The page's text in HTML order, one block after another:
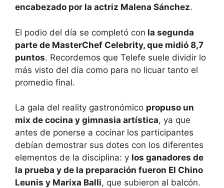
encabezado por la actriz Malena Sánchez.
El podio del día se completó con la segunda
parte de MasterChef Celebrity, que midió 8,7
puntos. Recordemos que Telefe suele dividir lo
más visto del día como para no licuar tanto el
promedio final.
La gala del reality gastronómico propuso un
mix de cocina y gimnasia artística, ya que
antes de ponerse a cocinar los participantes
debían demostrar sus dotes con los diferentes
elementos de la disciplina: y los ganadores de
la prueba y de la preparación fueron El Chino
Leunis y Marixa Balli, que subieron al balcón.